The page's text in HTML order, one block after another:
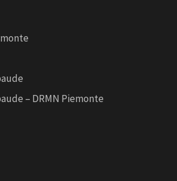
– DRMN Piemonte